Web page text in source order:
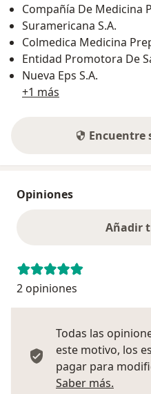
Compañía De Medicina
Suramericana S.A.
Colmedica Medicina
Entidad Promotora De
Nueva Eps S.A.
+1 más
Encuentre
Opiniones
Añadir
2 opiniones
Todas las
este motivo, los
pagar para
Saber más.